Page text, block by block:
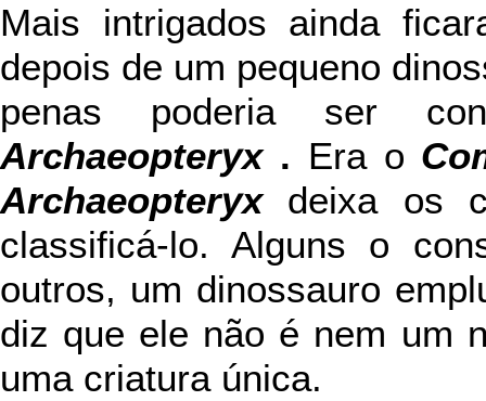
Mais intrigados ainda
depois de um pequeno
penas poderia ser
Archaeopteryx. Era o
Archaeopteryx deixa os
classificá-lo. Alguns o
outros, um dinossauro
diz que ele não é nem um
uma criatura única.